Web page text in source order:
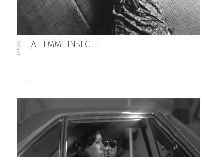
JAPON LA FEMME INSECTE